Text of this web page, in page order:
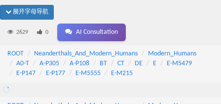
展开字母导航
2629 0 AI Consultation
ROOT Neanderthals_And_Modern_Humans
Modern_Humans
A0-T
A-P305 A-P108 BT CT DE E
E-M5479
E-P147
E-P177 E-M5555 E-M215